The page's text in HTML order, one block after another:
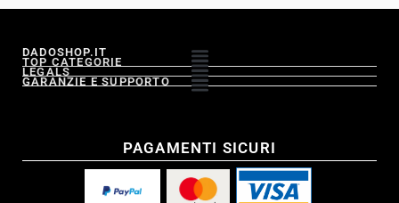
DADOSHOP.IT
TOP CATEGORIE
LEGALS
GARANZIE E SUPPORTO
PAGAMENTI SICURI